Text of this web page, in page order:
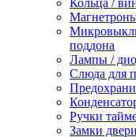
Кольца /
поддона
Лампы /
Слюда для
Ручки
Замки двери